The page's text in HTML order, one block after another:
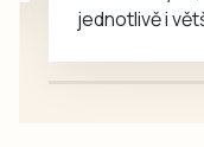
jednotlivě i